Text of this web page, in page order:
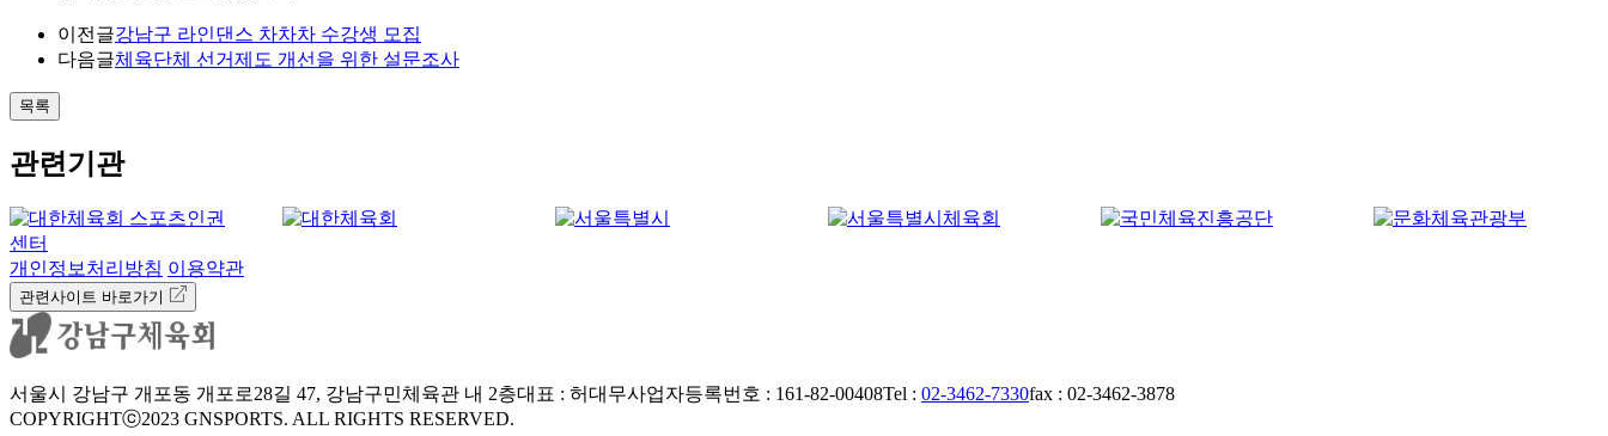
이전글강남구 라인댄스 차차차 수강생 모집
다음글체육단체 선거제도 개선을 위한 설문조사
목록
관련기관
개인정보처리방침 이용약관
관련사이트 바로가기
서울시 강남구 개포동 개포로28길 47, 강남구민체육관 내 2층대표 : 허대무사업자등록번호 : 161-82-00408Tel : 02-3462-7330fax : 02-3462-3878
COPYRIGHTⓒ2023 GNSPORTS. ALL RIGHTS RESERVED.